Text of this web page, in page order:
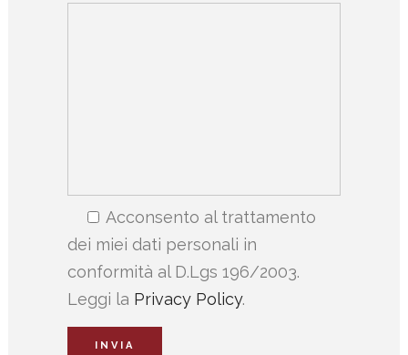
Acconsento al trattamento
dei miei dati personali in
conformità al D.Lgs 196/2003.
Leggi la Privacy Policy.